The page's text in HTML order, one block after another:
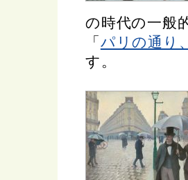
の時代の一般
「 パリの通り
す。